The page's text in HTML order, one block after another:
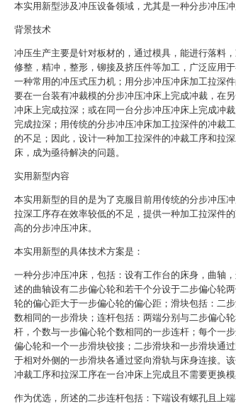
本实用新型涉及冲压设备领域，尤其是一种分步冲压冲
背景技术
冲压生产主要是针对板材的，通过模具，能进行落料
修整，精冲，整形，铆接及挤压件等加工，广泛应用
一种常用的冲压式压力机；用分步冲压冲床加工拉深
要在一台装有冲裁模的分步冲压冲床上完成冲裁，在
冲床上完成拉深；或在同一台分步冲压冲床上完成冲
完成拉深；用传统的分步冲压冲床加工拉深件的冲裁
的不足；因此，设计一种加工拉深件的冲裁工序和拉
床，成为亟待解决的问题。
实用新型内容
本实用新型的目的是为了克服目前用传统的分步冲压
拉深工序存在效率较低的不足，提供一种加工拉深件
高的分步冲压冲床。
本实用新型的具体技术方案是：
一种分步冲压冲床，包括：设有工作台的床身，曲轴
述的曲轴设有二步偏心轮和若干个分设于二步偏心轮
轮的偏心距大于一步偏心轮的偏心距；滑块包括：二
数相同的一步滑块；连杆包括：两端分别与二步偏心
杆，个数与一步偏心轮个数相同的一步连杆；每个一
偏心轮和一个一步滑块铰接；二步滑块和一步滑块通
于相对外侧的一步滑块各通过竖向滑轨与床身连接。
冲裁工序和拉深工序在一台冲床上完成且不需要更换模
作为优选，所述的二步连杆包括：下端设有螺孔且上